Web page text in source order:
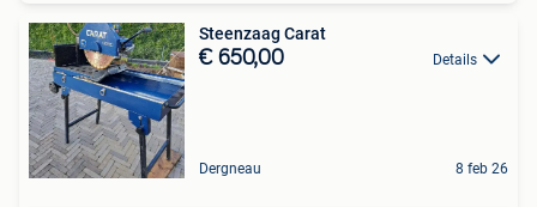
Steenzaag Carat
€ 650,00 Details
Dergneau 8 feb 26